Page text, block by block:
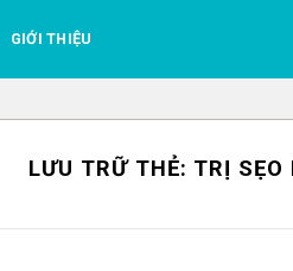
GIỚI THIỆU
LƯU TRỮ THẺ: TRỊ SẸO